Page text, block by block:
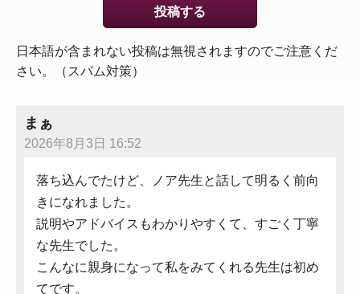
日本語が含まれない投稿は無視されますのでご注意くだ
さい。（スパム対策）
まぁ
2026年8月3日 16:52
落ち込んでたけど、ノア先生と話して明るく前向
きになれました。
説明やアドバイスもわかりやすくて、すごく丁寧
な先生でした。
こんなに親身になって私をみてくれる先生は初め
てです。